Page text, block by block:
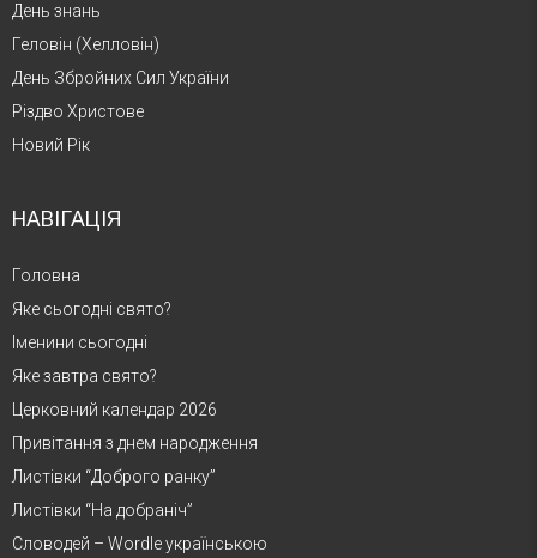
День знань
Геловін (Хелловін)
День Збройних Сил України
Різдво Христове
Новий Рік
НАВІГАЦІЯ
Головна
Яке сьогодні свято?
Іменини сьогодні
Яке завтра свято?
Церковний календар 2026
Привітання з днем народження
Листівки “Доброго ранку”
Листівки “На добраніч”
Словодей – Wordle українською